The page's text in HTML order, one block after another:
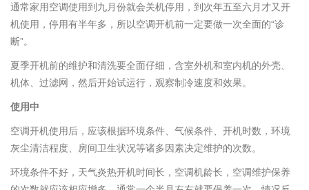
通常家用空调使用到九月份就会关机停用，到次年五至六月才又开
机使用，停用有半年多，所以空调开机前一定要做一次全面的“诊
断”。
夏季开机前的维护和清洗要全面仔细，含室外机和室内机的外壳、
机体、过滤网，然后开始试运行，观察制冷速度和效果。
使用中
空调开机使用后，应该根据环境条件、气候条件、开机时数，环境
灰尘清洁程度、房间卫生状况等诸多因素决定维护的次数。
环境条件不好，天气炎热开机时间长，空调机龄长，空调维护保养